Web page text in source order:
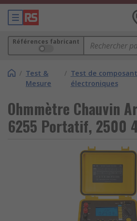
Références fabricant
/ Test &
Mesure
/ Test de
électroniques
Ohmmètre Chauvin
6255 Portatif, 2500